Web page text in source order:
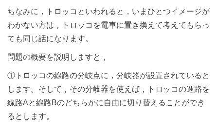
ちなみに，トロッコといわれると，いまひとつイメージが
わかない方は，トロッコを電車に置き換えて考えてもらっ
ても同じ話になります。
問題の概要を説明しますと，
①トロッコの線路の分岐点に，分岐器が設置されていると
します。そして，その分岐器を使えば，トロッコの進路を
線路Aと線路Bのどちらかに自由に切り替えることができ
るとします。